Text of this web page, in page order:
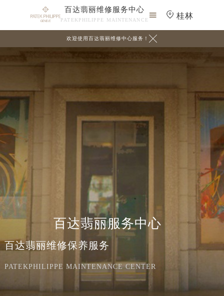
百达翡丽维修服务中心
PATEKPHILIPPE MAINTENANCE
 桂林
欢迎使用百达翡丽维修中心服务！ 
百达翡丽服务中心
百达翡丽维修保养服务
PATEKPHILIPPE MAINTENANCE CENTER